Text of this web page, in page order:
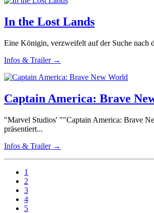
In the Lost Lands
Eine Königin, verzweifelt auf der Suche nach
Infos & Trailer →
Captain America: Brave
"Marvel Studios' ""Captain America: Brave
präsentiert...
Infos & Trailer →
1
2
3
4
5